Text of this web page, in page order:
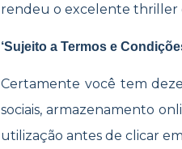
rendeu o excelente thriller
‘Sujeito a Termos e
Certamente você tem
sociais, armazenamento
utilização antes de clicar